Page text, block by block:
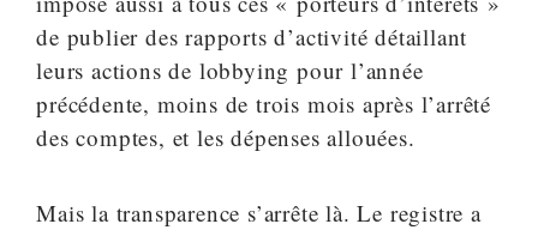
de publier des rapports d’activité détaillant
leurs actions de lobbying pour l’année
précédente, moins de trois mois après l’arrêté
des comptes, et les dépenses allouées.
Mais la transparence s’arrête là. Le registre a